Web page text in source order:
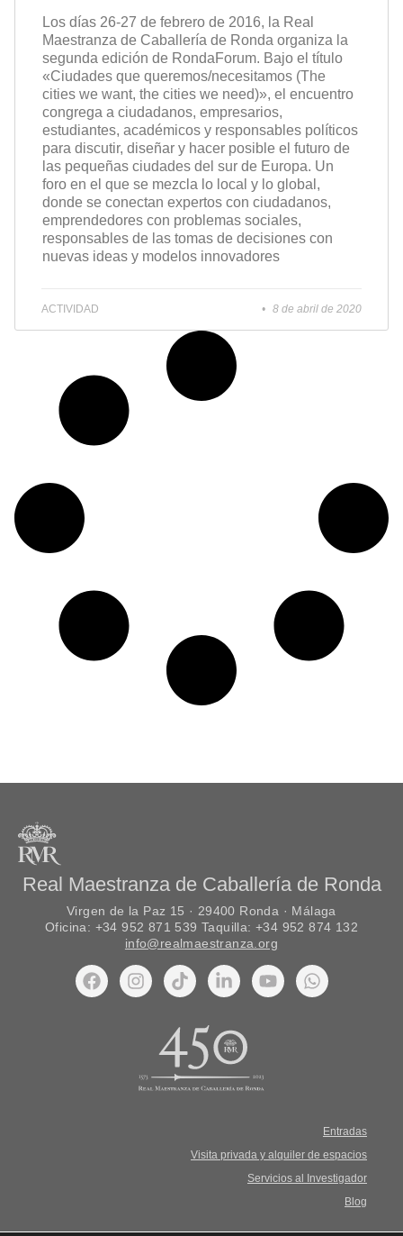
Los días 26-27 de febrero de 2016, la Real
Maestranza de Caballería de Ronda organiza la
segunda edición de RondaForum. Bajo el título
«Ciudades que queremos/necesitamos (The
cities we want, the cities we need)», el encuentro
congrega a ciudadanos, empresarios,
estudiantes, académicos y responsables políticos
para discutir, diseñar y hacer posible el futuro de
las pequeñas ciudades del sur de Europa. Un
foro en el que se mezcla lo local y lo global,
donde se conectan expertos con ciudadanos,
emprendedores con problemas sociales,
responsables de las tomas de decisiones con
nuevas ideas y modelos innovadores
ACTIVIDAD 8 de abril de 2020
Real Maestranza de Caballería de Ronda
Virgen de la Paz 15 · 29400 Ronda · Málaga
Oficina: +34 952 871 539 Taquilla: +34 952 874 132
info@realmaestranza.org
Entradas
Visita privada y alquiler de espacios
Servicios al Investigador
Blog